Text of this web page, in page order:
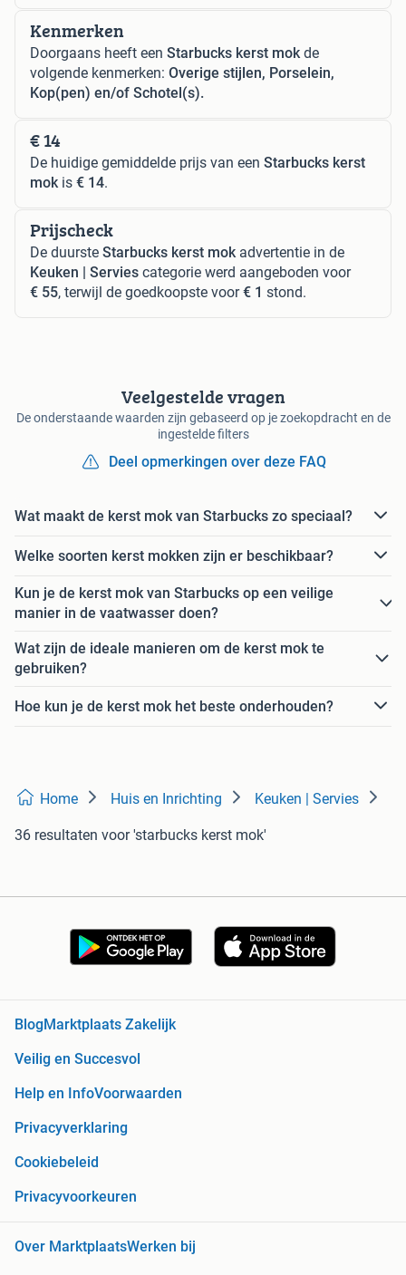
Kenmerken
Doorgaans heeft een Starbucks kerst mokde
volgende kenmerken: Overige stijlen, Porselein,
Kop(pen) en/of Schotel(s).
€ 14
De huidige gemiddelde prijs van een Starbucks kerst
mokis € 14.
Prijscheck
De duurste Starbucks kerst mokadvertentie in de
Keuken | Servies categorie werd aangeboden voor
€ 55, terwijl de goedkoopste voor€ 1 stond.
Veelgestelde vragen
De onderstaande waarden zijn gebaseerd op je zoekopdracht en de
ingestelde filters
Deel opmerkingen over deze FAQ
Wat maakt de kerst mok van Starbucks zo speciaal?
Welke soorten kerst mokken zijn er beschikbaar?
Kun je de kerst mok van Starbucks op een veilige
manier in de vaatwasser doen?
Wat zijn de ideale manieren om de kerst mok te
gebruiken?
Hoe kun je de kerst mok het beste onderhouden?
Home Huis en Inrichting Keuken | Servies
36 resultaten voor 'starbucks kerst mok'
BlogMarktplaats Zakelijk
Veilig en Succesvol
Help en InfoVoorwaarden
Privacyverklaring
Cookiebeleid
Privacyvoorkeuren
Over MarktplaatsWerken bij